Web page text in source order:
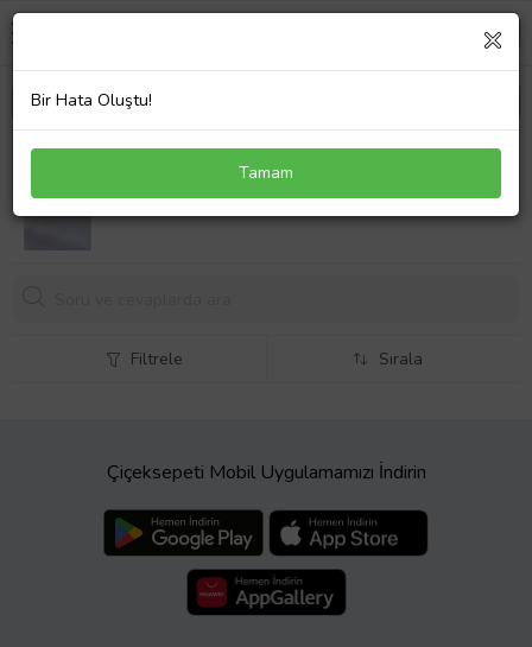
Pirinç Gümüş Renk Minimal Tırtıklı Küpe Seti
Filtrele Sırala
Çiçeksepeti Mobil Uygulamamızı İndirin
Bir Hata Oluştu!
Tamam